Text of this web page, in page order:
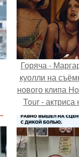
Горяча -
куолли на
нового клипа
Tour - актриса
только
кадре, но и
выступила в
сорежиссёра